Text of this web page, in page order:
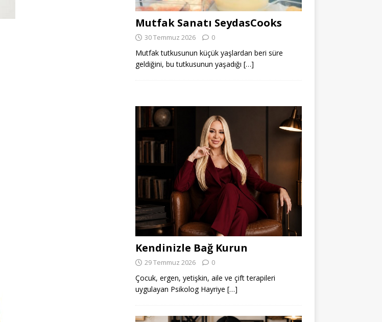
Mutfak Sanatı SeydasCooks
30 Temmuz 2026 0
Mutfak tutkusunun küçük yaşlardan beri süre
geldiğini, bu tutkusunun yaşadığı […]
Kendinizle Bağ Kurun
29 Temmuz 2026 0
Çocuk, ergen, yetişkin, aile ve çift terapileri
uygulayan Psikolog Hayriye […]